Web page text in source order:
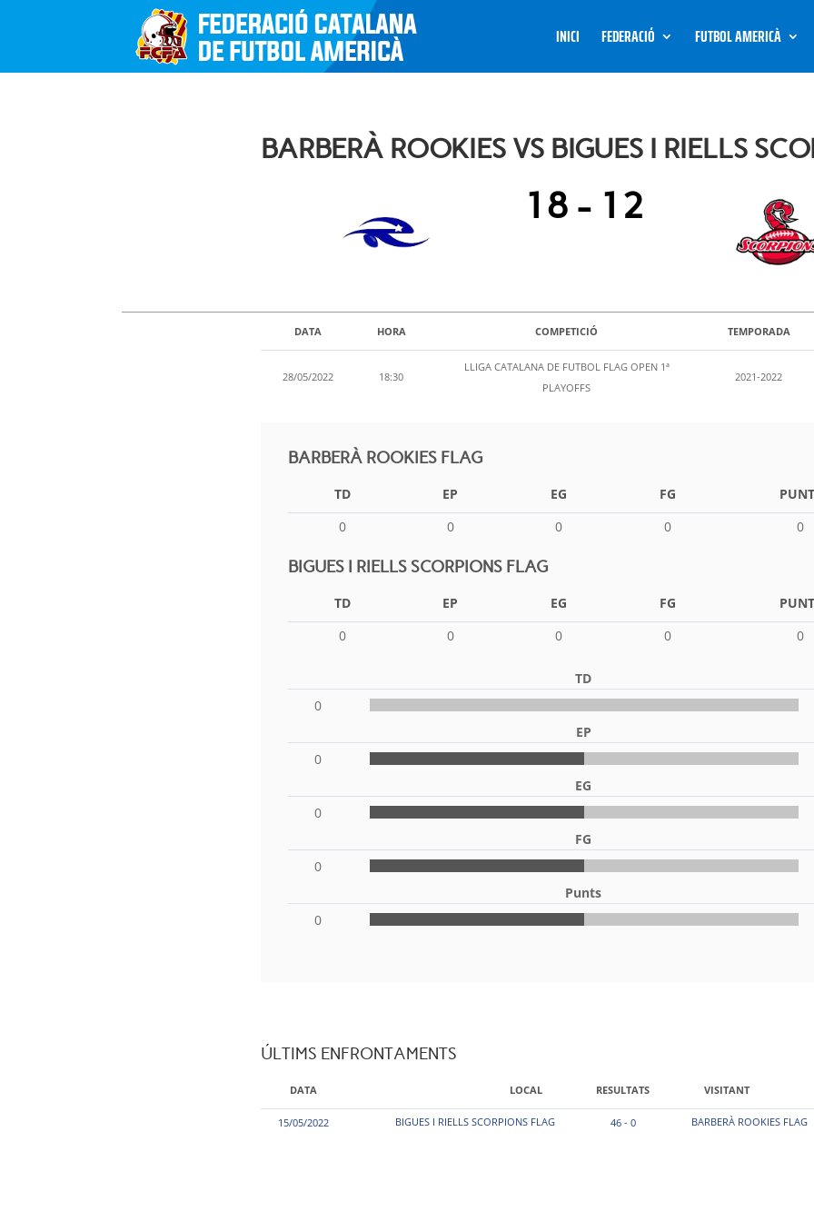
INICI FEDERACIÓ FUTBOL AMERICÀ
BARBERÀ ROOKIES VS BIGUES I RIELLS
18 - 12
DATA HORA COMPETICIÓ TEMPORADA
28/05/2022 18:30
LLIGA CATALANA DE FUTBOL FLAG OPEN 1ª
PLAYOFFS
2021-2022
BARBERÀ ROOKIES FLAG
TD EP EG FG
0
0 0 0 0
BIGUES I RIELLS SCORPIONS FLAG
TD EP EG FG
0
0 0 0 0
TD
0
EP
0
EG
0
FG
0
Punts
0
ÚLTIMS ENFRONTAMENTS
DATA LOCAL RESULTATS VISITANT
15/05/2022 BIGUES I RIELLS SCORPIONS FLAG 46 - 0 BARBERÀ ROOKIES FLAG